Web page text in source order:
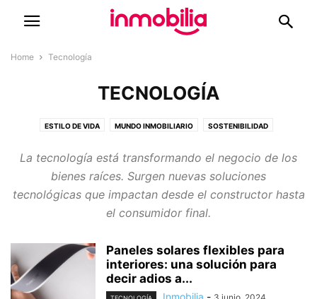
Home Tecnología
TECNOLOGÍA
ESTILO DE VIDA MUNDO INMOBILIARIO SOSTENIBILIDAD
La tecnología está transformando el negocio de los
bienes raíces. Surgen nuevas soluciones
tecnológicas que impactan desde el constructor hasta
el consumidor final.
Paneles solares flexibles para
interiores: una solución para
decir adios a...
Inmobilia -